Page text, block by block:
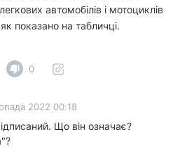
автомобілів і мотоциклів
показано на табличці.
0
2022 00:18
Що він означає?